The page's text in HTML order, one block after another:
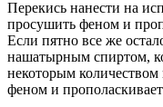
Перекись нанести на
просушить феном и
Если пятно все же
нашатырным спиртом,
некоторым
феном и